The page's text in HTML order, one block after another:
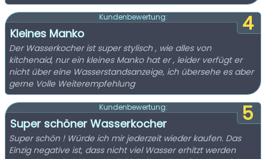
4
Kundenbewertung:
Kleines Manko
Der Wasserkocher ist super stylisch , wie alles von
kitchenaid, nur ein kleines Manko hat er , leider verfügt er
nicht über eine Wasserstandsanzeige, ich übersehe es aber
gerne Volle Weiterempfehlung
5
Kundenbewertung:
Super schöner Wasserkocher
Super schön ! Würde ich mir jederzeit wieder kaufen. Das
Einzig negative ist, dass nicht viel Wasser erhitzt werden